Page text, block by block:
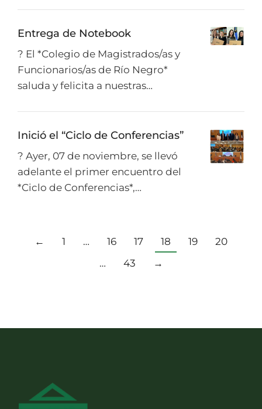
Entrega de Notebook
? El *Colegio de Magistrados/as y
Funcionarios/as de Río Negro*
saluda y felicita a nuestras…
Inició el “Ciclo de Conferencias”
? Ayer, 07 de noviembre, se llevó
adelante el primer encuentro del
*Ciclo de Conferencias*,…
← 1 … 16 17 18 19
20
…
43 →